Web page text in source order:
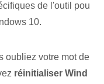
de l'outil pou
10.
oubliez votre mot de
réinitialiser Wind